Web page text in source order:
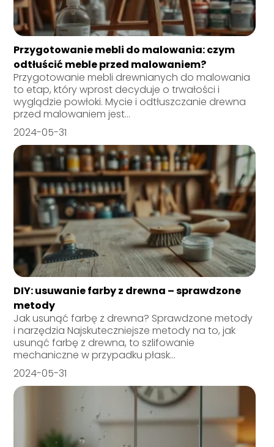
Przygotowanie mebli do malowania: czym
odtłuścić meble przed malowaniem?
Przygotowanie mebli drewnianych do malowania
to etap, który wprost decyduje o trwałości i
wyglądzie powłoki. Mycie i odtłuszczanie drewna
przed malowaniem jest...
2024-05-31
DIY: usuwanie farby z drewna – sprawdzone
metody
Jak usunąć farbę z drewna? Sprawdzone metody
i narzędzia Najskuteczniejsze metody na to, jak
usunąć farbę z drewna, to szlifowanie
mechaniczne w przypadku płask...
2024-05-31